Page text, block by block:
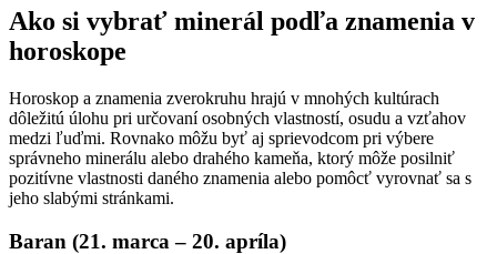
Ako si vybrať minerál podľa znamenia v
horoskope
Horoskop a znamenia zverokruhu hrajú v mnohých kultúrach
dôležitú úlohu pri určovaní osobných vlastností, osudu a vzťahov
medzi ľuďmi. Rovnako môžu byť aj sprievodcom pri výbere
správneho minerálu alebo drahého kameňa, ktorý môže posilniť
pozitívne vlastnosti daného znamenia alebo pomôcť vyrovnať sa s
jeho slabými stránkami.
Baran (21. marca – 20. apríla)